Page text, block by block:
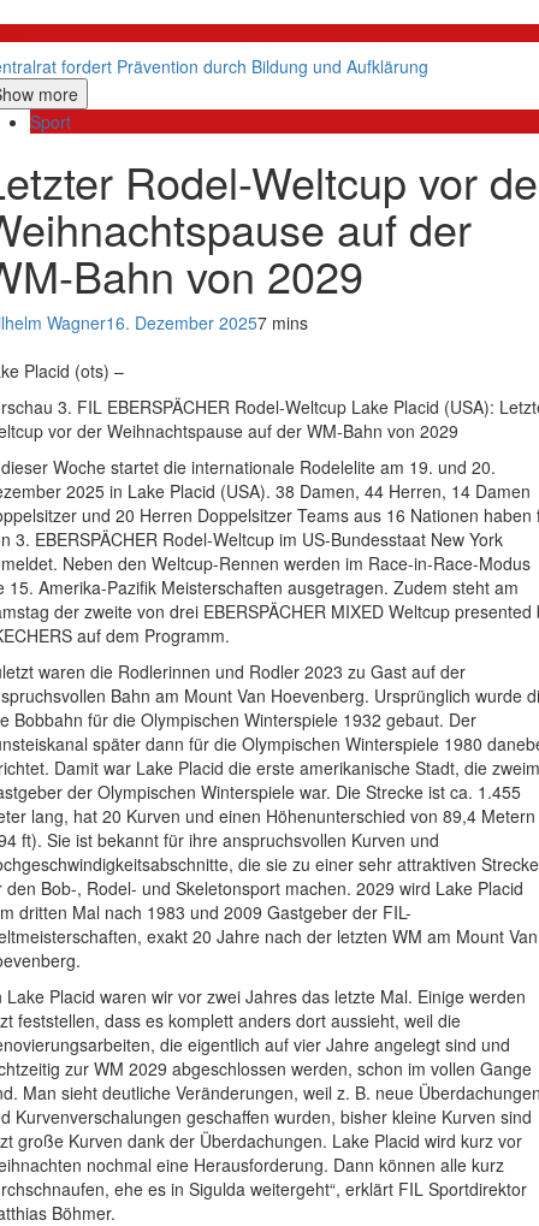
fordert Prävention durch Bildung und Aufklärung
more
Sport
Rodel-Weltcup vor
auf der
Bahn von 2029
Wagner16. Dezember 20257 mins
Placid (ots) –
3. FIL EBERSPÄCHER Rodel-Weltcup Lake Placid (USA):
vor der Weihnachtspause auf der WM-Bahn von 2029
Woche startet die internationale Rodelelite am 19. und 20.
2025 in Lake Placid (USA). 38 Damen, 44 Herren, 14 Damen
und 20 Herren Doppelsitzer Teams aus 16 Nationen haben
3. EBERSPÄCHER Rodel-Weltcup im US-Bundesstaat New York
Neben den Weltcup-Rennen werden im Race-in-Race-Modus
15. Amerika-Pazifik Meisterschaften ausgetragen. Zudem steht am
der zweite von drei EBERSPÄCHER MIXED Weltcup presented
auf dem Programm.
waren die Rodlerinnen und Rodler 2023 zu Gast auf der
Bahn am Mount Van Hoevenberg. Ursprünglich wurde
Bobbahn für die Olympischen Winterspiele 1932 gebaut. Der
später dann für die Olympischen Winterspiele 1980
Damit war Lake Placid die erste amerikanische Stadt, die
der Olympischen Winterspiele war. Die Strecke ist ca. 1.455
lang, hat 20 Kurven und einen Höhenunterschied von 89,4 Metern
ft). Sie ist bekannt für ihre anspruchsvollen Kurven und
die sie zu einer sehr attraktiven Strecke
den Bob-, Rodel- und Skeletonsport machen. 2029 wird Lake Placid
dritten Mal nach 1983 und 2009 Gastgeber der FIL-
exakt 20 Jahre nach der letzten WM am Mount Van
Lake Placid waren wir vor zwei Jahres das letzte Mal. Einige werden
feststellen, dass es komplett anders dort aussieht, weil die
die eigentlich auf vier Jahre angelegt sind und
zur WM 2029 abgeschlossen werden, schon im vollen Gange
Man sieht deutliche Veränderungen, weil z. B. neue
Kurvenverschalungen geschaffen wurden, bisher kleine Kurven sind
große Kurven dank der Überdachungen. Lake Placid wird kurz vor
nochmal eine Herausforderung. Dann können alle kurz
ehe es in Sigulda weitergeht“, erklärt FIL Sportdirektor
Böhmer.